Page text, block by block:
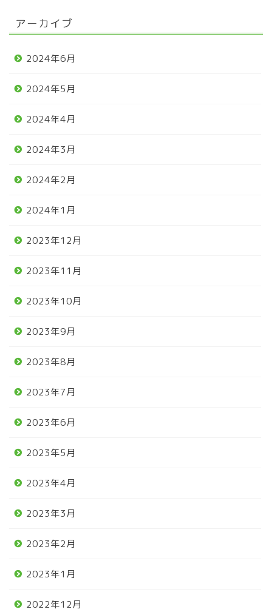
アーカイブ
2024年6月
2024年5月
2024年4月
2024年3月
2024年2月
2024年1月
2023年12月
2023年11月
2023年10月
2023年9月
2023年8月
2023年7月
2023年6月
2023年5月
2023年4月
2023年3月
2023年2月
2023年1月
2022年12月